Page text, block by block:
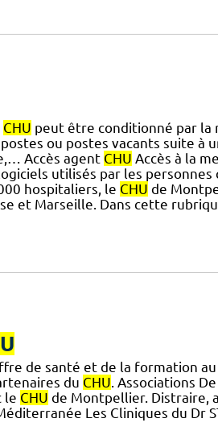
CHU peut être conditionné par la
ou postes vacants suite à
Accès agent CHU Accès à la
utilisés par les
hospitaliers, le CHU de
et Marseille. Dans cette
de santé et de la formation
du CHU. Associations
le CHU de Montpellier. Distraire,
Les Cliniques du Dr